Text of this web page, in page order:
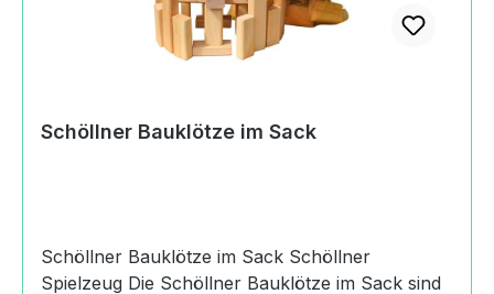
Schöllner Bauklötze im Sack
Schöllner Bauklötze im Sack Schöllner
Spielzeug Die Schöllner Bauklötze im Sack sind